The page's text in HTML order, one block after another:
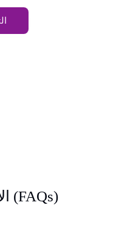
الأسئلة المتكررة (FAQs)